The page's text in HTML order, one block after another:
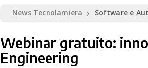
News Tecnolamiera ❯ Software e
Webinar gratuito:
Engineering